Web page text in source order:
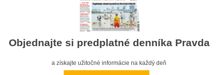
Objednajte si predplatné denníka Pravda
a získajte užitočné informácie na každý deň